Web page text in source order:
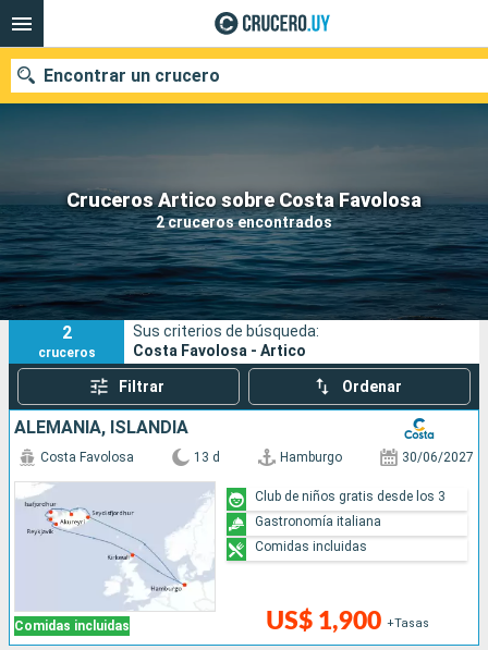
Cruceros Artico sobre Costa Favolosa
2 cruceros encontrados
Encontrar un crucero
Nuestros destinos
Fecha de salida
Puertos Compañías
Buscar
2
cruceros
Sus criterios de búsqueda:
Costa Favolosa - Artico
Filtrar Ordenar
ALEMANIA, ISLANDIA
Comidas incluidas
Costa Favolosa 13 d Hamburgo 30/06/2027
US$ 1,900 +Tasas
Club de niños gratis desde los 3
Gastronomía italiana
Comidas incluidas